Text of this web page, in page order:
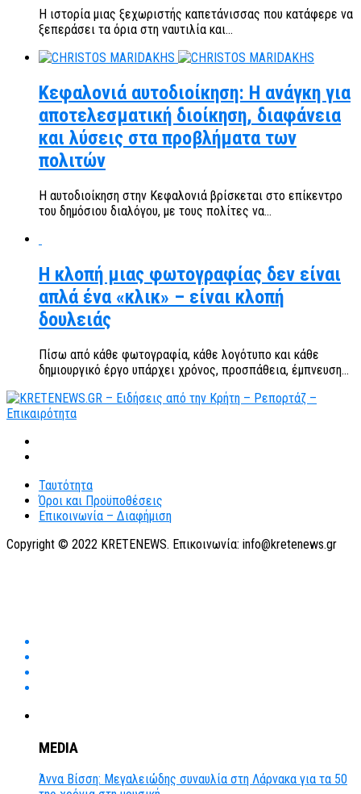
Η ιστορία μιας ξεχωριστής καπετάνισσας που κατάφερε να
ξεπεράσει τα όρια στη ναυτιλία και...
Κεφαλονιά αυτοδιοίκηση: Η ανάγκη για
αποτελεσματική διοίκηση, διαφάνεια
και λύσεις στα προβλήματα των
πολιτών
Η αυτοδιοίκηση στην Κεφαλονιά βρίσκεται στο επίκεντρο
του δημόσιου διαλόγου, με τους πολίτες να...
Η κλοπή μιας φωτογραφίας δεν είναι
απλά ένα «κλικ» – είναι κλοπή
δουλειάς
Πίσω από κάθε φωτογραφία, κάθε λογότυπο και κάθε
δημιουργικό έργο υπάρχει χρόνος, προσπάθεια, έμπνευση...
Ταυτότητα
Όροι και Προϋποθέσεις
Επικοινωνία – Διαφήμιση
Copyright © 2022 KRETENEWS. Επικοινωνία: info@kretenews.gr
MEDIA
Άννα Βίσση: Μεγαλειώδης συναυλία στη Λάρνακα για τα 50